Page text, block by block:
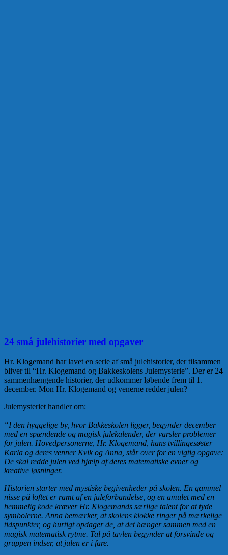
24 små julehistorier med opgaver
Hr. Klogemand har lavet en serie af små julehistorier, der tilsammen
bliver til “Hr. Klogemand og Bakkeskolens Julemysterie”. Der er 24
sammenhængende historier, der udkommer løbende frem til 1.
december. Mon Hr. Klogemand og venerne redder julen?
Julemysteriet handler om:
“I den hyggelige by, hvor Bakkeskolen ligger, begynder december
med en spændende og magisk julekalender, der varsler problemer
for julen. Hovedpersonerne, Hr. Klogemand, hans tvillingesøster
Karla og deres venner Kvik og Anna, står over for en vigtig opgave:
De skal redde julen ved hjælp af deres matematiske evner og
kreative løsninger.
Historien starter med mystiske begivenheder på skolen. En gammel
nisse på loftet er ramt af en juleforbandelse, og en amulet med en
hemmelig kode kræver Hr. Klogemands særlige talent for at tyde
symbolerne. Anna bemærker, at skolens klokke ringer på mærkelige
tidspunkter, og hurtigt opdager de, at det hænger sammen med en
magisk matematisk rytme. Tal på tavlen begynder at forsvinde og
gruppen indser, at julen er i fare.